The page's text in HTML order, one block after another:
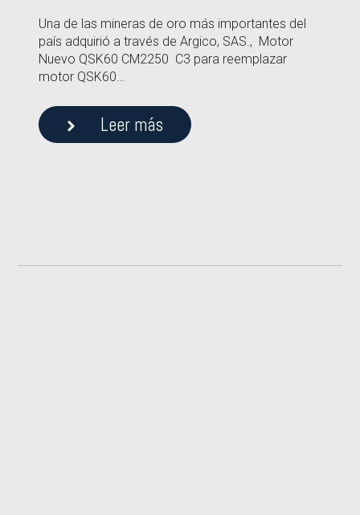
Una de las mineras de oro más importantes del
país adquirió a través de Argico, SAS., Motor
Nuevo QSK60 CM2250 C3 para reemplazar
motor QSK60…
Leer más